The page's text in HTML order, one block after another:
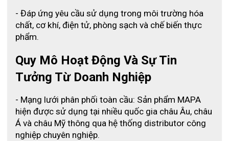
- Đáp ứng yêu cầu sử dụng trong môi trường hóa
chất, cơ khí, điện tử, phòng sạch và chế biến thực
phẩm.
Quy Mô Hoạt Động Và Sự Tin
Tưởng Từ Doanh Nghiệp
- Mạng lưới phân phối toàn cầu: Sản phẩm MAPA
hiện được sử dụng tại nhiều quốc gia châu Âu, châu
Á và châu Mỹ thông qua hệ thống distributor công
nghiệp chuyên nghiệp.